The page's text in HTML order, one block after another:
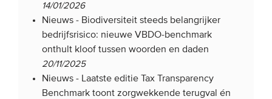
14/01/2026
Nieuws - Biodiversiteit steeds belangrijker
bedrijfsrisico: nieuwe VBDO-benchmark
onthult kloof tussen woorden en daden
20/11/2025
Nieuws - Laatste editie Tax Transparency
Benchmark toont zorgwekkende terugval én